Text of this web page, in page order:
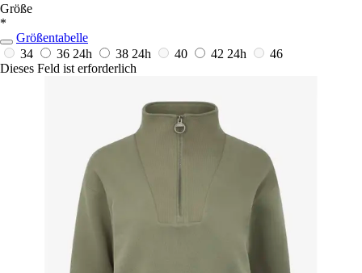
Größe
*
Größentabelle
34
36 24h 38 24h 40 42 24h
46
Dieses Feld ist erforderlich